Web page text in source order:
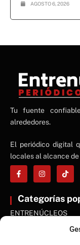
AGOSTO 6, 2026
NE
NEWS ELEMENTOR
Tu fuente
alrededores.
El periódico digital
locales al alcance
Categorías
ENTRENÚCLEOS